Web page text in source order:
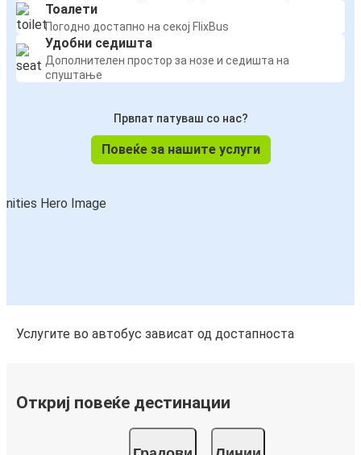
Тоалети
Погодно достапно на секој FlixBus
Удобни седишта
Дополнителен простор за нозе и седишта на
спуштање
Првпат патуваш со нас?
Повеќе за нашите услуги
Услугите во автобус зависат од достапноста
Откриј повеќе дестинации